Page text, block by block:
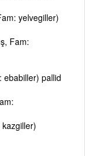
yelvegiller)
Fam:
ebabiller) pallid